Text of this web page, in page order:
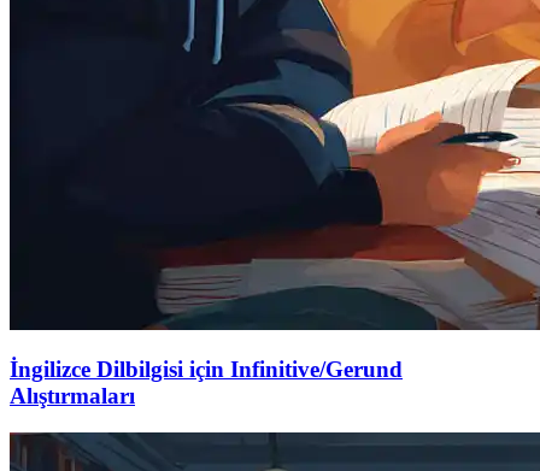
İngilizce Dilbilgisi için Infinitive/Gerund
Alıştırmaları